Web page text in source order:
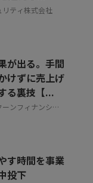
リティ株式会社
が出る。手間
けずに売上げ
る裏技【...
ンフィナンシャ
す時間を事業
投下